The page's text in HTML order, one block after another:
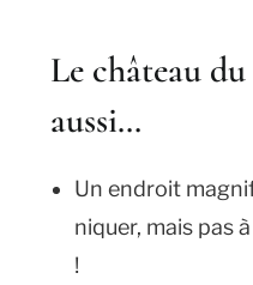
Le château
aussi…
Un endroit
niquer, mais pas
!